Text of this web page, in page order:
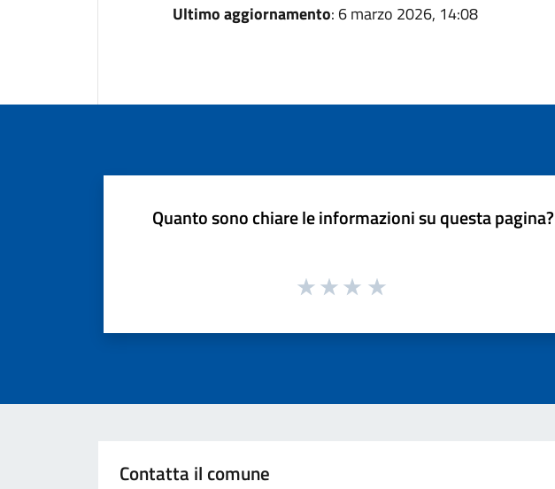
Ultimo aggiornamento: 6 marzo 2026, 14:08
Quanto sono chiare le informazioni su questa pagina?
Contatta il comune